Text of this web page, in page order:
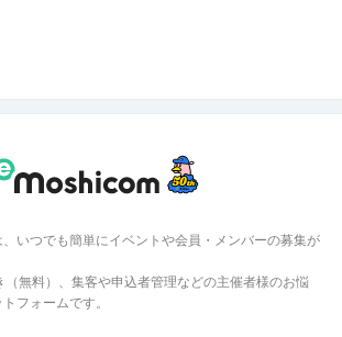
、いつでも簡単にイベントや会員・メンバーの募集が
（無料）、集客や申込者管理などの主催者様のお悩
フォームです。